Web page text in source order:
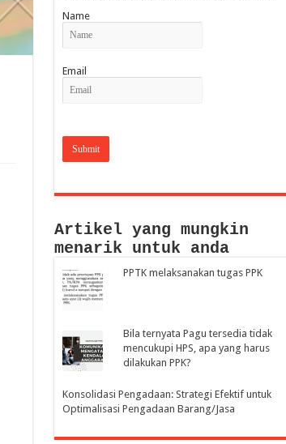
Name
Email
Artikel yang mungkin
menarik untuk anda
PPTK melaksanakan tugas PPK
Bila ternyata Pagu tersedia tidak
mencukupi HPS, apa yang harus
dilakukan PPK?
Konsolidasi Pengadaan: Strategi Efektif untuk
Optimalisasi Pengadaan Barang/Jasa